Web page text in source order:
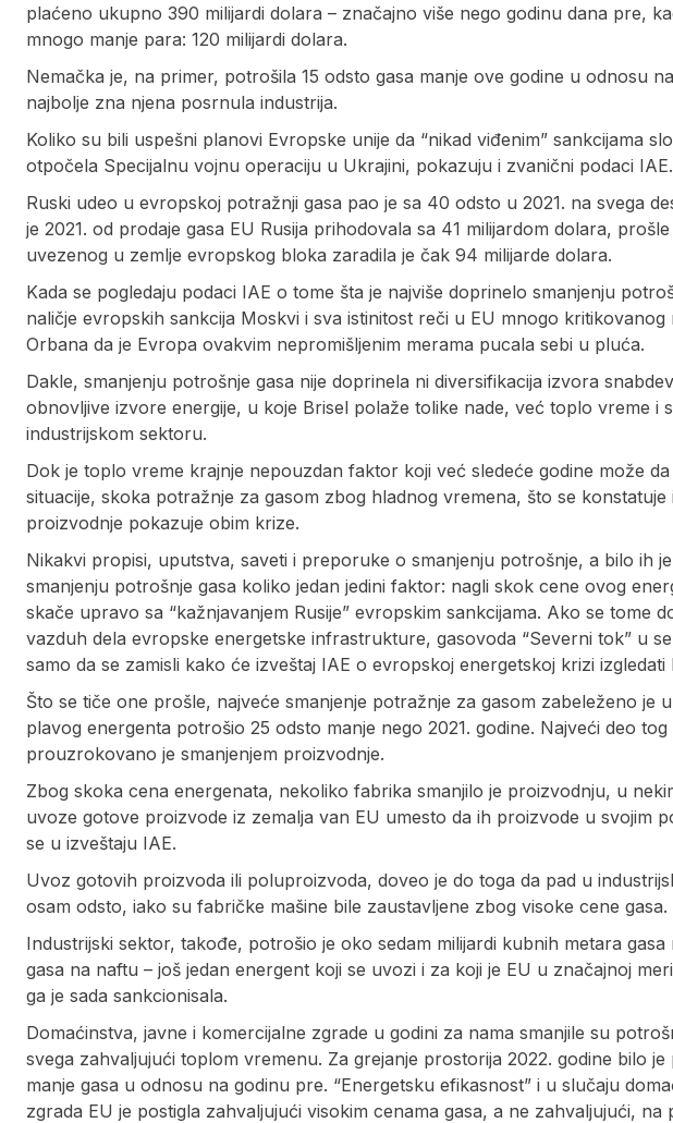
plaćeno ukupno 390 milijardi dolara – značajno više nego godinu dana pre,
mnogo manje para: 120 milijardi dolara.
Nemačka je, na primer, potrošila 15 odsto gasa manje ove godine u odnosu
najbolje zna njena posrnula industrija.
Koliko su bili uspešni planovi Evropske unije da “nikad viđenim” sankcijama
otpočela Specijalnu vojnu operaciju u Ukrajini, pokazuju i zvanični podaci IAE.
Ruski udeo u evropskoj potražnji gasa pao je sa 40 odsto u 2021. na svega
je 2021. od prodaje gasa EU Rusija prihodovala sa 41 milijardom dolara,
uvezenog u zemlje evropskog bloka zaradila je čak 94 milijarde dolara.
Kada se pogledaju podaci IAE o tome šta je najviše doprinelo smanjenju
naličje evropskih sankcija Moskvi i sva istinitost reči u EU mnogo
Orbana da je Evropa ovakvim nepromišljenim merama pucala sebi u pluća.
Dakle, smanjenju potrošnje gasa nije doprinela ni diversifikacija izvora
obnovljive izvore energije, u koje Brisel polaže tolike nade, već toplo vreme i
industrijskom sektoru.
Dok je toplo vreme krajnje nepouzdan faktor koji već sledeće godine može
situacije, skoka potražnje za gasom zbog hladnog vremena, što se konstatuje
proizvodnje pokazuje obim krize.
Nikakvi propisi, uputstva, saveti i preporuke o smanjenju potrošnje, a bilo ih
smanjenju potrošnje gasa koliko jedan jedini faktor: nagli skok cene ovog
skače upravo sa “kažnjavanjem Rusije” evropskim sankcijama. Ako se tome
vazduh dela evropske energetske infrastrukture, gasovoda “Severni tok” u
samo da se zamisli kako će izveštaj IAE o evropskoj energetskoj krizi
Što se tiče one prošle, najveće smanjenje potražnje za gasom zabeleženo je
plavog energenta potrošio 25 odsto manje nego 2021. godine. Najveći deo
prouzrokovano je smanjenjem proizvodnje.
Zbog skoka cena energenata, nekoliko fabrika smanjilo je proizvodnju, u
uvoze gotove proizvode iz zemalja van EU umesto da ih proizvode u svojim
se u izveštaju IAE.
Uvoz gotovih proizvoda ili poluproizvoda, doveo je do toga da pad u
osam odsto, iako su fabričke mašine bile zaustavljene zbog visoke cene gasa.
Industrijski sektor, takođe, potrošio je oko sedam milijardi kubnih metara
gasa na naftu – još jedan energent koji se uvozi i za koji je EU u značajnoj
ga je sada sankcionisala.
Domaćinstva, javne i komercijalne zgrade u godini za nama smanjile su
svega zahvaljujući toplom vremenu. Za grejanje prostorija 2022. godine bilo
manje gasa u odnosu na godinu pre. “Energetsku efikasnost” i u slučaju
zgrada EU je postigla zahvaljujući visokim cenama gasa, a ne zahvaljujući,